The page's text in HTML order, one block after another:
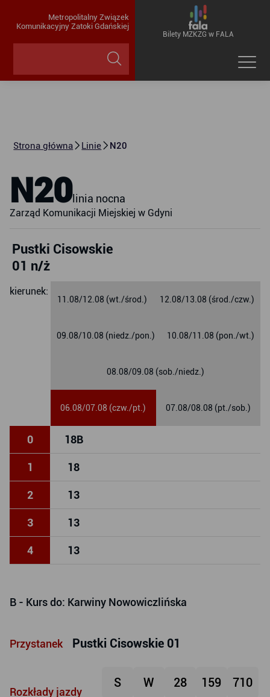
Metropolitalny Związek
Komunikacyjny Zatoki Gdańskiej
Bilety MZKZG w FALA
Strona główna Linie N20
N20linia nocna
Zarząd Komunikacji Miejskiej w Gdyni
Pustki Cisowskie
01 n/ż
kierunek:
06.08/07.08 (czw./pt.) 07.08/08.08 (pt./sob.)
08.08/09.08 (sob./niedz.)
09.08/10.08 (niedz./pon.) 10.08/11.08 (pon./wt.)
11.08/12.08 (wt./środ.) 12.08/13.08 (środ./czw.)
0 18B
1 18
2 13
3 13
4 13
B - Kurs do: Karwiny Nowowiczlińska
Przystanek Pustki Cisowskie 01
Rozkłady jazdy
S W 28 159 710